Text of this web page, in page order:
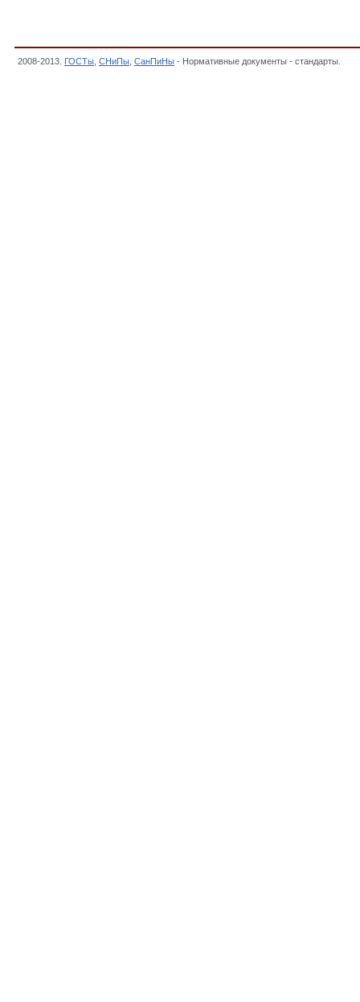
2008-2013. ГОСТы СНиПы СанПиНы - Нормативные документы - стандарты.